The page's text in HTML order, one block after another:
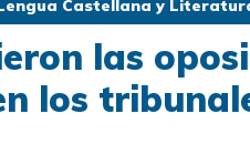
Castellana y
las
los